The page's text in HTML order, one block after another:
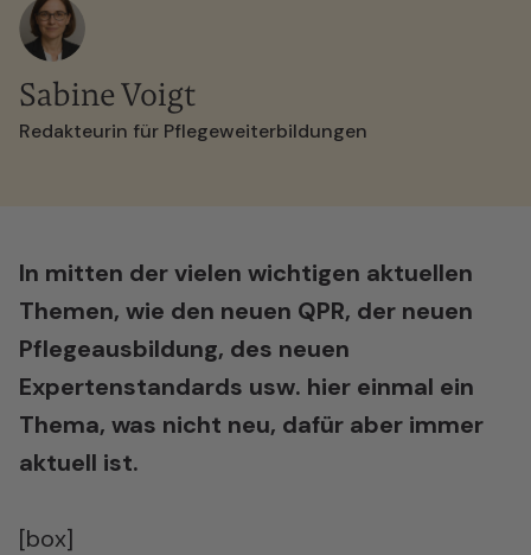
Sabine Voigt
Redakteurin für Pflegeweiterbildungen
In mitten der vielen wichtigen aktuellen
Themen, wie den neuen QPR, der neuen
Pflegeausbildung, des neuen
Expertenstandards usw. hier einmal ein
Thema, was nicht neu, dafür aber immer
aktuell ist.
[box]